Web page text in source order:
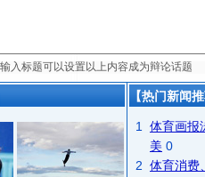
【热门新闻
1
体育画报
美 0
2 体育消费